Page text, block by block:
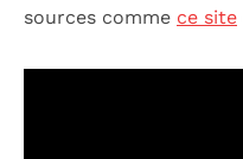
sources comme ce site